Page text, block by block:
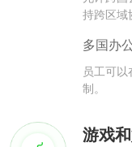
持跨区域
多国办
员工可
制。
游戏